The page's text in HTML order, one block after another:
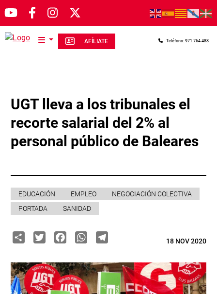
Pasar al contenido principal
AFÍLIATE Teléfono: 971 764 488
UGT lleva a los tribunales el
recorte salarial del 2% al
personal público de Baleares
EDUCACIÓN EMPLEO
NEGOCIACIÓN COLECTIVA
PORTADA
SANIDAD
ShareTwitterFacebook
WhatsApp
Telegram18 NOV 2020